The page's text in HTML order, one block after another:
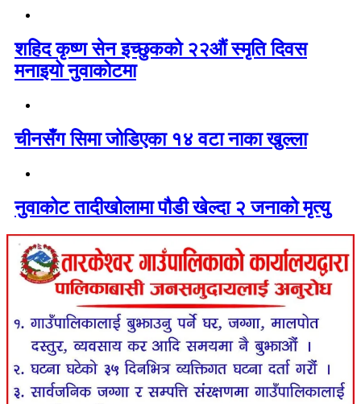
शहिद कृष्ण सेन इच्छुकको २२औं स्मृति दिवस
मनाइयो नुवाकोटमा
चीनसँग सिमा जोडिएका १४ वटा नाका खुल्ला
नुवाकोट तादीखोलामा पौडी खेल्दा २ जनाको मृत्यु